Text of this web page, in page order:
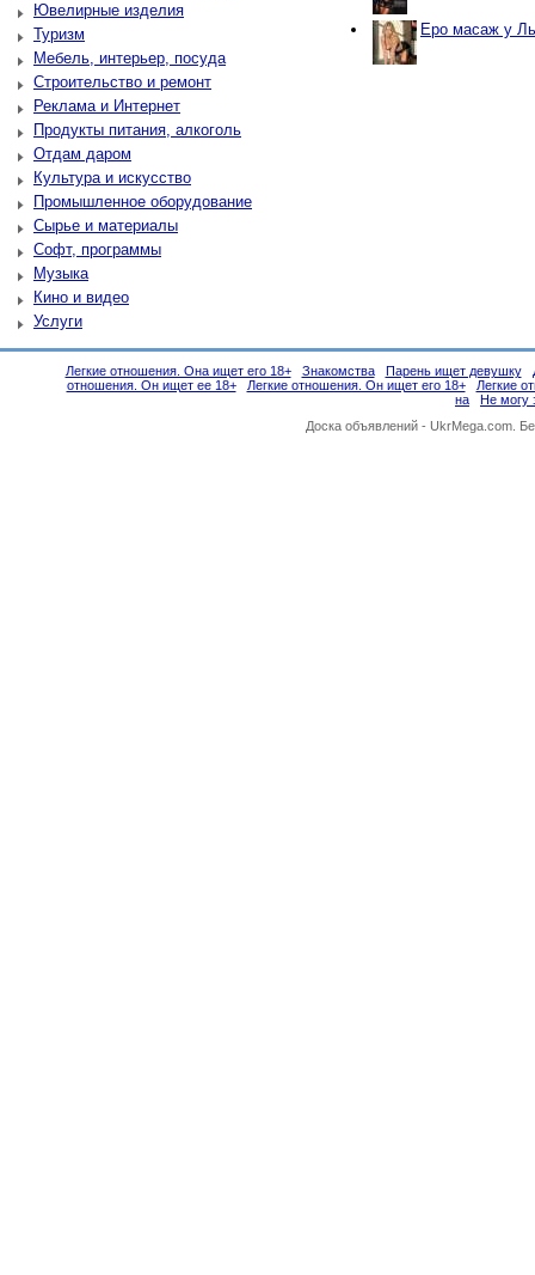
Ювелирные изделия
Туризм
Мебель, интерьер, посуда
Строительство и ремонт
Реклама и Интернет
Продукты питания, алкоголь
Отдам даром
Культура и искусство
Промышленное оборудование
Сырье и материалы
Софт, программы
Музыка
Кино и видео
Услуги
Еро масаж у
Легкие отношения. Она ищет его 18+ Знакомства Парень ищет девушку
отношения. Он ищет ее 18+
Легкие отношения. Он ищет его 18+
Легкие
на
Не могу
Доска объявлений - UkrMega.com.